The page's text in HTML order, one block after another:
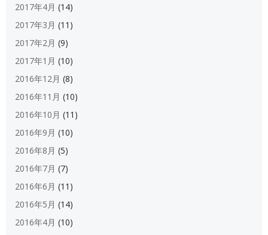
2017年4月 (14)
2017年3月 (11)
2017年2月 (9)
2017年1月 (10)
2016年12月 (8)
2016年11月 (10)
2016年10月 (11)
2016年9月 (10)
2016年8月 (5)
2016年7月 (7)
2016年6月 (11)
2016年5月 (14)
2016年4月 (10)